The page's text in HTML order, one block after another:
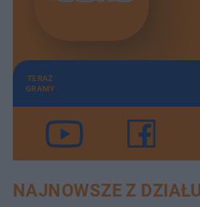
TERAZ
GRAMY
NAJNOWSZE Z